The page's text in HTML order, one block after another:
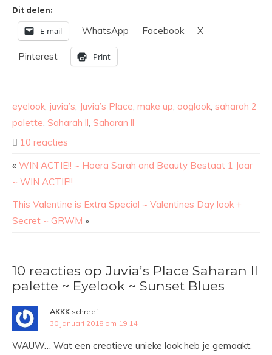
Dit delen:
E-mail WhatsApp Facebook X
Pinterest Print
eyelook juvia’s Juvia’s Place make up ooglook saharah 2
palette Saharah ll Saharan ll
10 reacties
« WIN ACTIE!! ~ Hoera Sarah and Beauty Bestaat 1 Jaar
~ WIN ACTIE!!
This Valentine is Extra Special ~ Valentines Day look +
Secret ~ GRWM »
10 reacties op Juvia’s Place Saharan ll
palette ~ Eyelook ~ Sunset Blues
AKKK schreef:
30 januari 2018 om 19:14
WAUW… Wat een creatieve unieke look heb je gemaakt,